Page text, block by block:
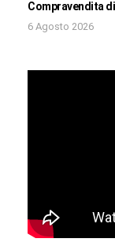
Compravendita
6 Agosto 2026